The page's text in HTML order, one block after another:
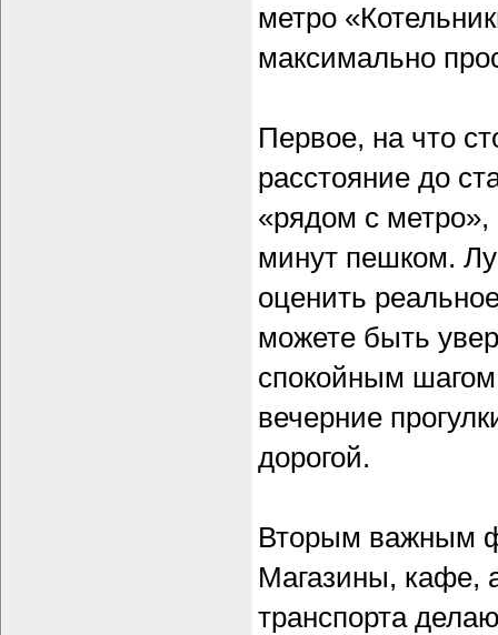
метро
максимально
Первое, на что
расстояние до
«рядом с метро»,
минут пешком.
оценить
можете быть
спокойным
вечерние
дорогой.
Вторым важным
Магазины, кафе,
транспорта